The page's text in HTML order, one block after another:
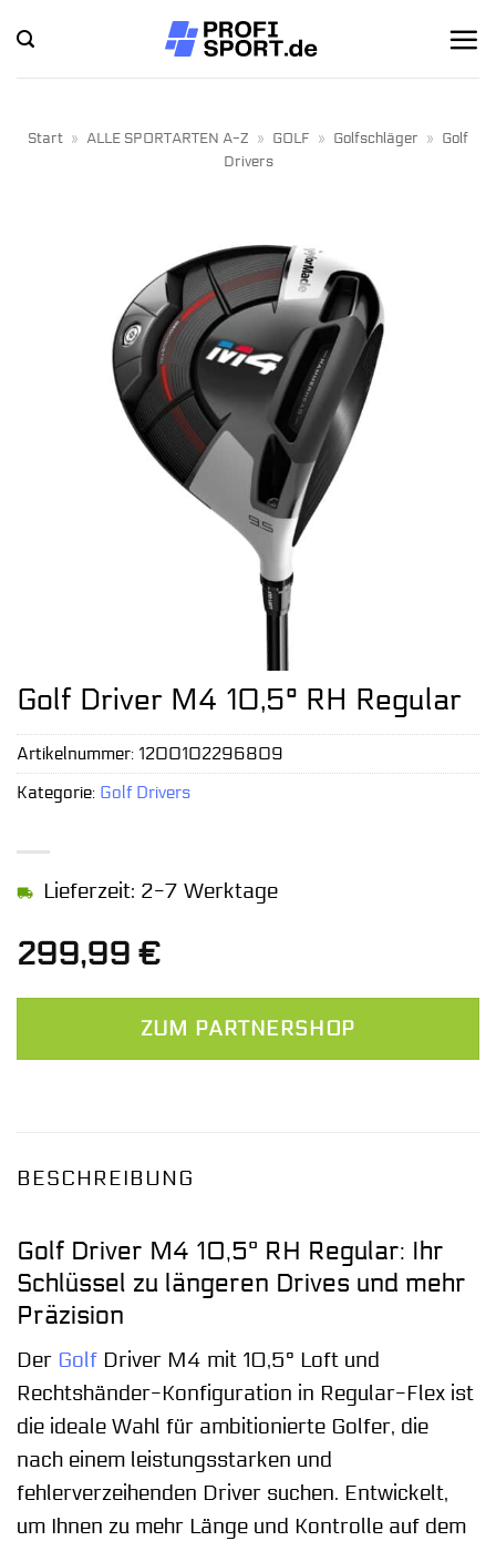
Inhalt
springen
Start » ALLE SPORTARTEN A-Z » GOLF » Golfschläger » Golf
Drivers
Golf Driver M4 10,5° RH Regular
299,99 €
Lieferzeit: 2-7 Werktage
ZUM PARTNERSHOP
Artikelnummer: 1200102296809
Kategorie: Golf Drivers
BESCHREIBUNG
Golf Driver M4 10,5° RH Regular: Ihr
Schlüssel zu längeren Drives und mehr
Präzision
Der Golf Driver M4 mit 10,5° Loft und
Rechtshänder-Konfiguration in Regular-Flex ist
die ideale Wahl für ambitionierte Golfer, die
nach einem leistungsstarken und
fehlerverzeihenden Driver suchen. Entwickelt,
um Ihnen zu mehr Länge und Kontrolle auf dem